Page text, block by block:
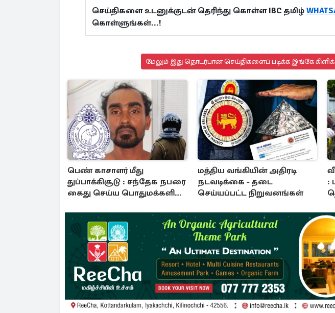
செய்திகளை உடனுக்குடன் தெரிந்து கொள்ள IBC தமிழ்
கொள்ளுங்கள்...!
மேலும் இது தொடர்பான செய்திகளைப் படிக்க இங்கே
பெண் காசாளர் மீது
துப்பாக்கிசூடு : சந்தேக நபரை
கைது செய்ய பொதுமக்களின்
மத்திய வங்கியின் அதிரடி
நடவடிக்கை - தடை
செய்யப்பட்ட நிறுவனங்கள்
: